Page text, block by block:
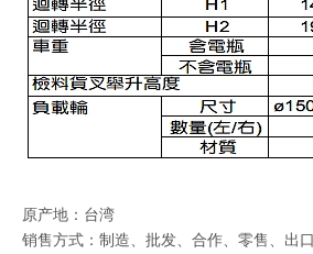
原产地：台湾
销售方式：制造、批发、合作、零售、出口